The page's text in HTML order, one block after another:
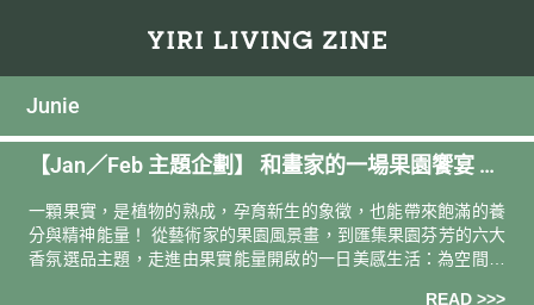
Junie
【Jan／Feb 主題企劃】 和畫家的一場果園饗宴 AR
⼀顆果實，是植物的熟成，孕育新⽣的象徵，也能帶來飽滿的養
分與精神能量！ 從藝術家的果園風景畫，到匯集果園芬芳的六⼤
香氛選品主題，走進由果實能量開啟的⼀⽇美感⽣活：為空間打
READ >>>